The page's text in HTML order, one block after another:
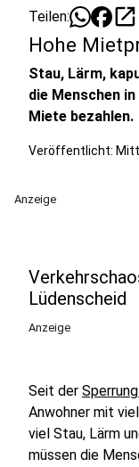
Teilen: open_in_new
Hohe
Stau, Lärm,
die Menschen
Miete bezahlen.
Veröffentlicht:
Anzeige
Lüdenscheid
Anzeige
Seit der
Anwohner mit
viel Stau, Lärm
müssen die